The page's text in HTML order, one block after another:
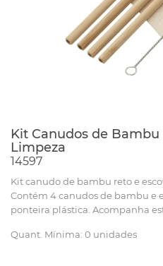
Kit Canudos de Bambu
Limpeza
14597
Kit canudo de bambu reto e
Contém 4 canudos de bambu e
ponteira plástica. Acompanha
Quant. Mínima: 0 unidades